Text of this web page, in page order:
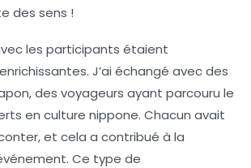
des sens !
les participants étaient
J’ai échangé avec des
, des voyageurs ayant parcouru le
en culture nippone. Chacun avait
et cela a contribué à la
Ce type de